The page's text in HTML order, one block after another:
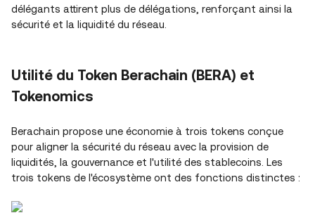
délégants attirent plus de délégations, renforçant ainsi la
sécurité et la liquidité du réseau.
Utilité du Token Berachain (BERA) et
Tokenomics
Berachain propose une économie à trois tokens conçue
pour aligner la sécurité du réseau avec la provision de
liquidités, la gouvernance et l'utilité des stablecoins. Les
trois tokens de l'écosystème ont des fonctions distinctes :